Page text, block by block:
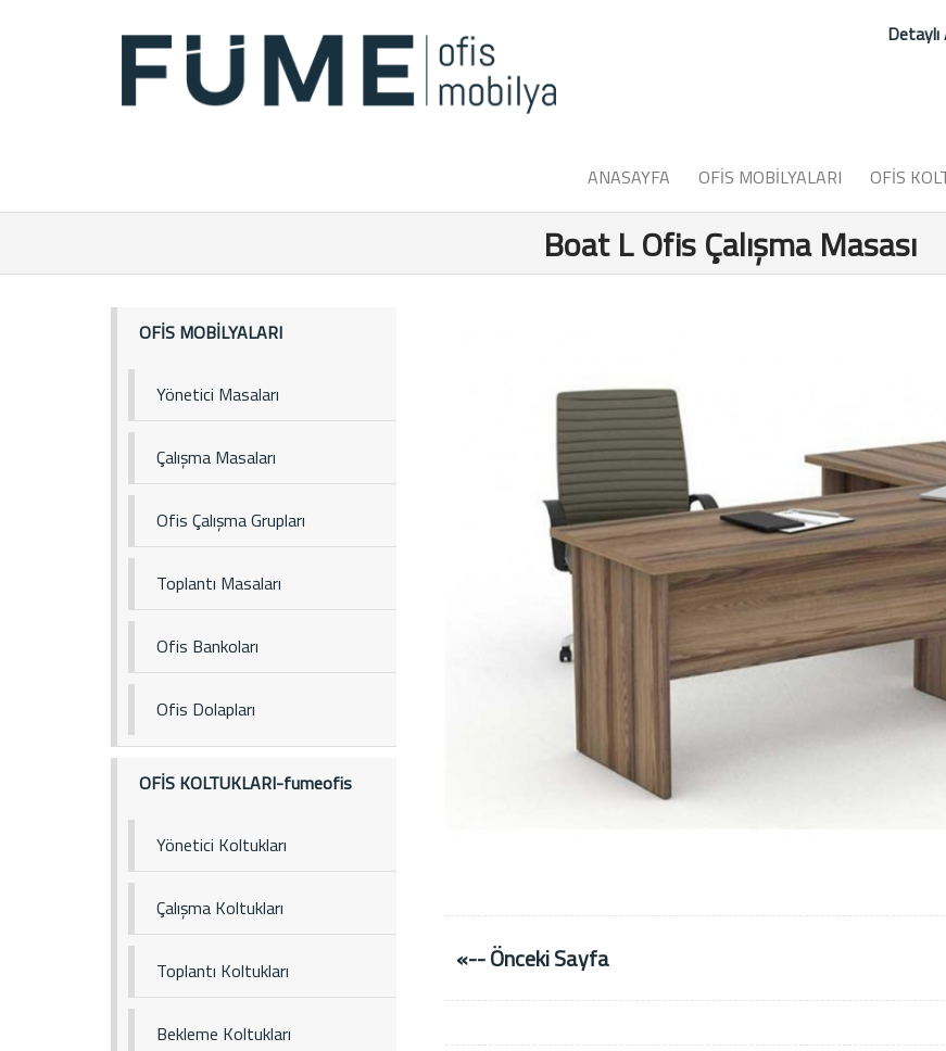
ANASAYFA OFİS MOBİLYALARI OFİS
Boat L Ofis Çalışma Masası
OFİS MOBİLYALARI
Yönetici Masaları
Çalışma Masaları
Ofis Çalışma Grupları
Toplantı Masaları
Ofis Bankoları
Ofis Dolapları
OFİS KOLTUKLARI-fumeofis
Yönetici Koltukları
Çalışma Koltukları
Toplantı Koltukları
Bekleme Koltukları
«-- Önceki Sayfa